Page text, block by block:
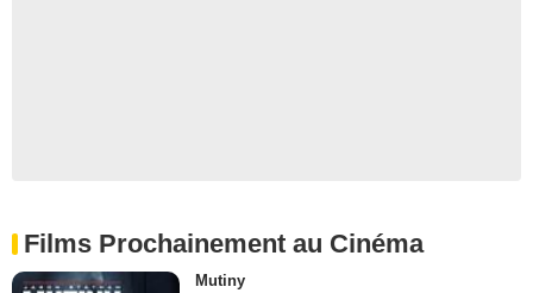
Films Prochainement au Cinéma
Mutiny